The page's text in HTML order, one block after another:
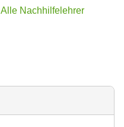
Alle Nachhilfelehrer